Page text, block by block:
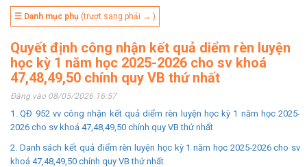
☰ Danh mục phụ (trượt sang phải → )
Quyết định công nhận kết quả diểm rèn luyện
học kỳ 1 năm học 2025-2026 cho sv khoá
47,48,49,50 chính quy VB thứ nhất
Đăng vào 08/05/2026 16:57
1. QĐ 952 vv công nhận kết quả diểm rèn luyện học kỳ 1 năm học 2025-
2026 cho sv khoá 47,48,49,50 chính quy VB thứ nhất
2. Danh sách kết quả điểm rèn luyện học kỳ 1 năm học 2025-2026 cho sv
khoá 47,48,49,50 chính quy VB thứ nhất